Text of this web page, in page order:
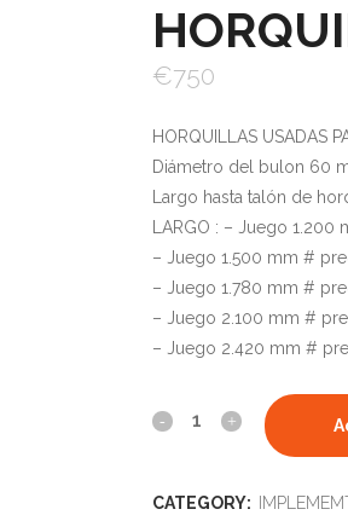
€750
HORQUILLAS USADAS
Diámetro del bulon 60
Largo hasta talón de
LARGO : – Juego
– Juego 1.500 mm #
– Juego 1.780 mm #
– Juego 2.100 mm #
– Juego 2.420 mm #
CATEGORY: